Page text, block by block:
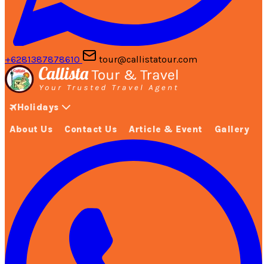
+6281387878610 tour@callistatour.com
Holidays
About Us Contact Us Article & Event Gallery